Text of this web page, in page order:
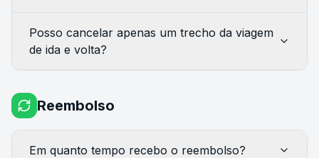
Posso cancelar apenas um trecho da viagem
de ida e volta?
Reembolso
Em quanto tempo recebo o reembolso?